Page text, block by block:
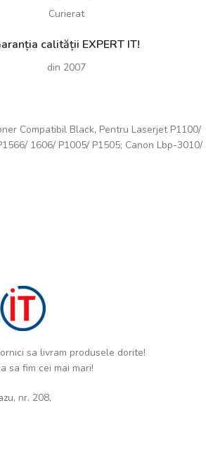
Curierat
calității EXPERT IT!
din 2007
Compatibil Black, Pentru Laserjet P1100/
1606/ P1005/ P1505; Canon Lbp-3010/
sa livram produsele dorite!
sa fim cei mai mari!
nr. 208,